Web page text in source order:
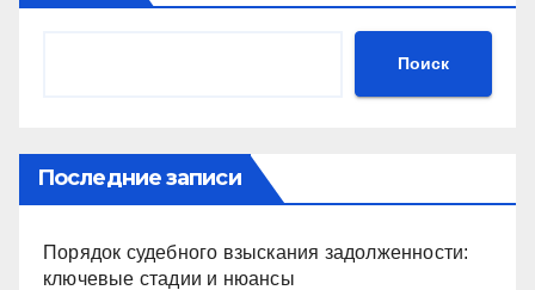
Поиск
Последние записи
Порядок судебного взыскания задолженности:
ключевые стадии и нюансы